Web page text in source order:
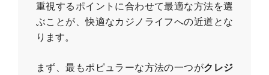
重視するポイントに合わせて最適な方法を選
ぶことが、快適なカジノライフへの近道とな
ります。
まず、最もポピュラーな方法の一つがクレジ